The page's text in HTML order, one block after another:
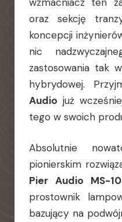
oraz sekcję
koncepcji
nic
zastosowania tak
hybrydowej.
Audio już
tego w swoich
Absolutnie
pionierskim
Pier Audio MS-
prostownik
bazujący na